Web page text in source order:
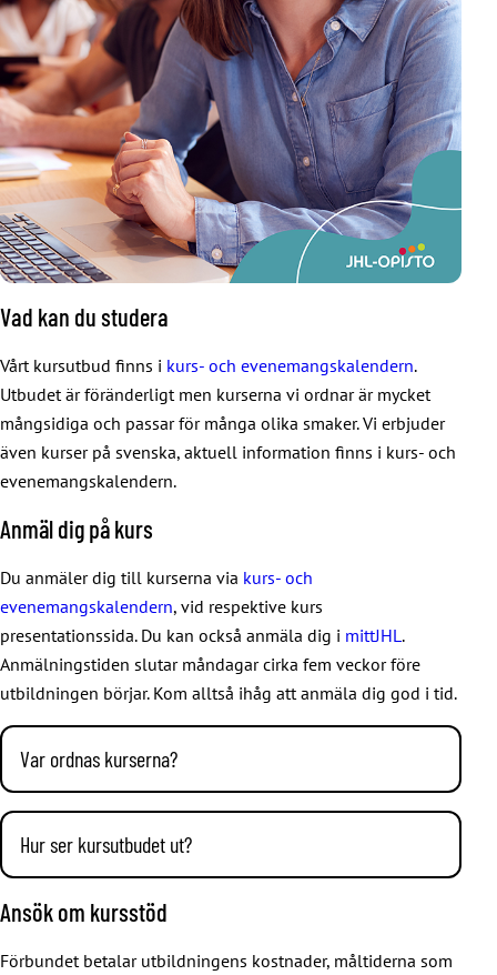
Vad kan du studera
Vårt kursutbud finns i kurs- och evenemangskalendern.
Utbudet är föränderligt men kurserna vi ordnar är mycket
mångsidiga och passar för många olika smaker. Vi erbjuder
även kurser på svenska, aktuell information finns i kurs- och
evenemangskalendern.
Anmäl dig på kurs
Du anmäler dig till kurserna via kurs- och
evenemangskalendern, vid respektive kurs
presentationssida. Du kan också anmäla dig i mittJHL .
Anmälningstiden slutar måndagar cirka fem veckor före
utbildningen börjar. Kom alltså ihåg att anmäla dig god i tid.
Var ordnas kurserna?
Största delen av våra kurser ordnas på vårt eget JHL-institut
i Sörnäs i Helsingfors.Institutet finns på adressen Sörnäs
strandväg 23. Kursrådgivningen svarar på telefonnumret
Hur ser kursutbudet ut?
Utbudet är föränderligt men exempelvis följande kurser
Ansök om kursstöd
Förbundet betalar utbildningens kostnader, måltiderna som